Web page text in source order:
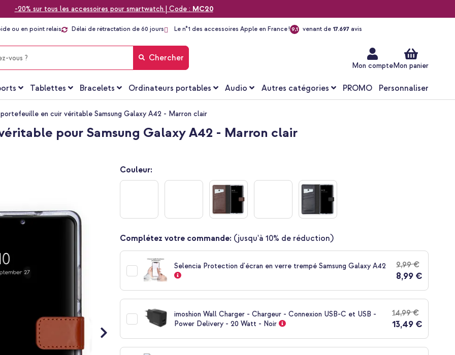
-20% sur tous les accessoires pour smartwatch | Code : MC20
ou en point relais Délai de rétractation de 60 jours Le n°1 des accessoires Apple en France ! 9,1 venant de 17.697 avis
Mon compteMon panier
Chercher
Tablettes Bracelets Ordinateurs portables Audio Autres catégories PROMO Personnaliser
en cuir véritable Samsung Galaxy A42 - Marron clair
pour Samsung Galaxy A42 - Marron clair
Couleur:
Complétez votre commande: (jusqu'à 10% de réduction)
Selencia Protection d'écran en verre trempé Samsung Galaxy A42 9,99 €
8,99 €
imoshion Wall Charger - Chargeur - Connexion USB-C et USB -
Power Delivery - 20 Watt - Noir
14,99 €
13,49 €